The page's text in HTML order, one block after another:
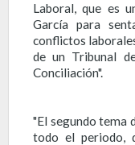
Laboral, que es
García para
conflictos
de un Tribunal
Conciliación".
"El segundo tema
todo el periodo,